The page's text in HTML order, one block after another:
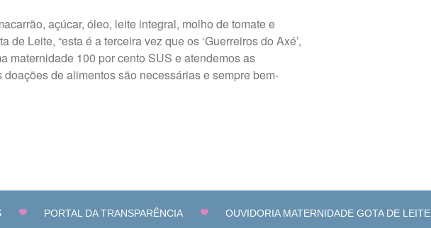
açúcar, óleo, leite integral, molho de tomate e
Leite, “esta é a terceira vez que os ‘Guerreiros do Axé’,
maternidade 100 por cento SUS e atendemos as
de alimentos são necessárias e sempre bem-
PORTAL DA TRANSPARÊNCIA
OUVIDORIA MATERNIDADE GOTA DE LEITE